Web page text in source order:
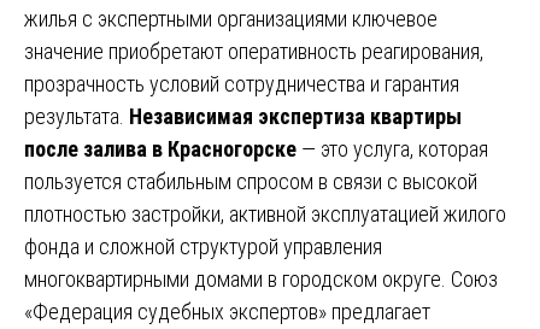
жилья с экспертными организациями ключевое
значение приобретают оперативность реагирования,
прозрачность условий сотрудничества и гарантия
результата. Независимая экспертиза квартиры
после залива в Красногорске — это услуга, которая
пользуется стабильным спросом в связи с высокой
плотностью застройки, активной эксплуатацией жилого
фонда и сложной структурой управления
многоквартирными домами в городском округе. Союз
«Федерация судебных экспертов» предлагает